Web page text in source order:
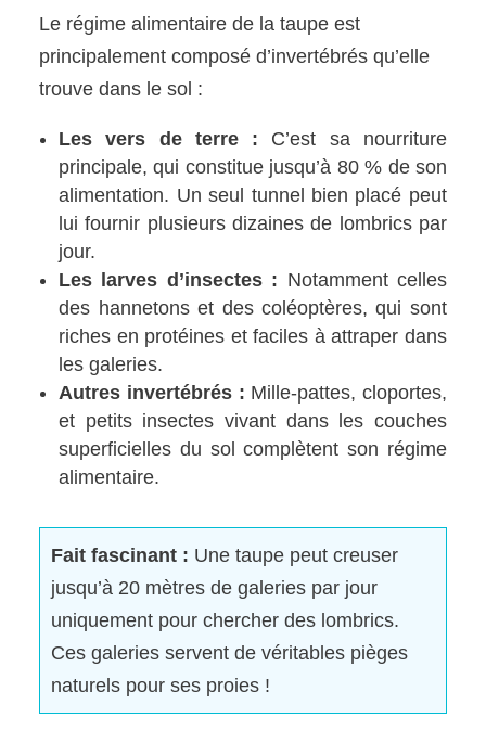
Le régime alimentaire de la taupe est
principalement composé d’invertébrés qu’elle
trouve dans le sol :
Les vers de terre : C’est sa nourriture
principale, qui constitue jusqu’à 80 % de son
alimentation. Un seul tunnel bien placé peut
lui fournir plusieurs dizaines de lombrics par
jour.
Les larves d’insectes : Notamment celles
des hannetons et des coléoptères, qui sont
riches en protéines et faciles à attraper dans
les galeries.
Autres invertébrés : Mille-pattes, cloportes,
et petits insectes vivant dans les couches
superficielles du sol complètent son régime
alimentaire.
Fait fascinant : Une taupe peut creuser
jusqu’à 20 mètres de galeries par jour
uniquement pour chercher des lombrics.
Ces galeries servent de véritables pièges
naturels pour ses proies !